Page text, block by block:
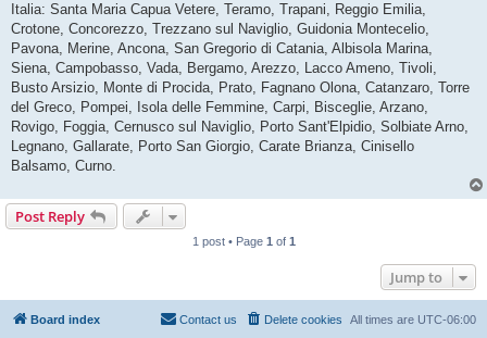
Italia: Santa Maria Capua Vetere, Teramo, Trapani, Reggio Emilia,
Crotone, Concorezzo, Trezzano sul Naviglio, Guidonia Montecelio,
Pavona, Merine, Ancona, San Gregorio di Catania, Albisola Marina,
Siena, Campobasso, Vada, Bergamo, Arezzo, Lacco Ameno, Tivoli,
Busto Arsizio, Monte di Procida, Prato, Fagnano Olona, Catanzaro, Torre
del Greco, Pompei, Isola delle Femmine, Carpi, Bisceglie, Arzano,
Rovigo, Foggia, Cernusco sul Naviglio, Porto Sant'Elpidio, Solbiate Arno,
Legnano, Gallarate, Porto San Giorgio, Carate Brianza, Cinisello
Balsamo, Curno.
Post Reply
1 post • Page 1 of 1
Jump to
Board index All times are UTC-06:00
Delete cookies
Contact us